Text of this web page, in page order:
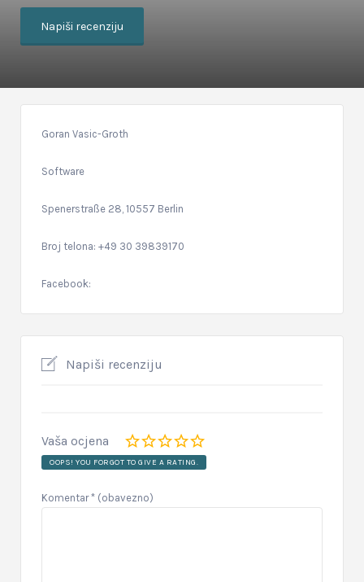
Napiši recenziju
Goran Vasic-Groth
Software
Spenerstraße 28, 10557 Berlin
Broj telona: +49 30 39839170
Facebook:
Napiši recenziju
Vaša ocjena
OOPS! YOU FORGOT TO GIVE A RATING.
Komentar* (obavezno)